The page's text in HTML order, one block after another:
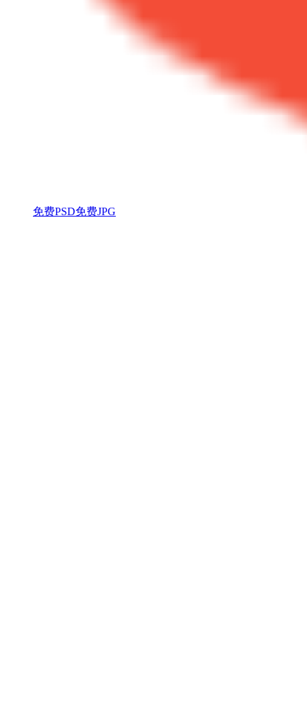
免费PSD免费JPG